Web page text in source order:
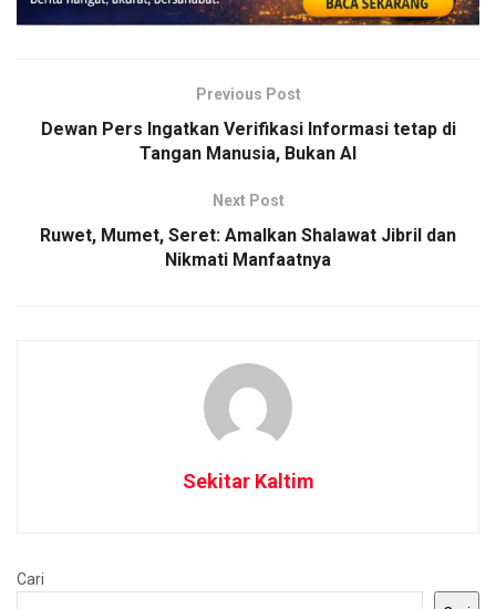
Previous Post
Dewan Pers Ingatkan Verifikasi Informasi tetap di
Tangan Manusia, Bukan AI
Next Post
Ruwet, Mumet, Seret: Amalkan Shalawat Jibril dan
Nikmati Manfaatnya
Sekitar Kaltim
Cari